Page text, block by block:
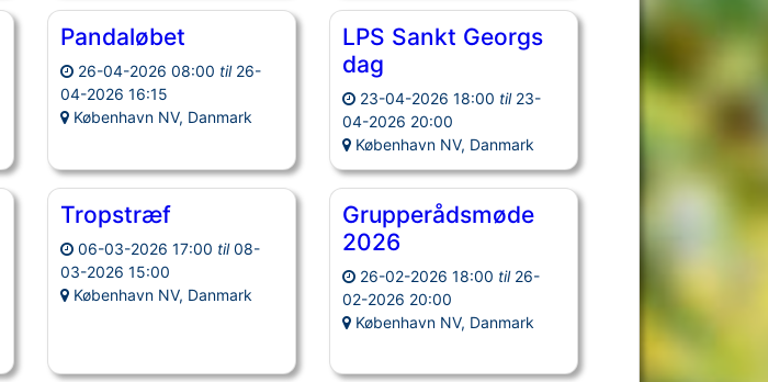
Pandaløbet
26-04-2026 08:00 til 26-
04-2026 16:15
København NV, Danmark
LPS Sankt Georgs
dag
23-04-2026 18:00 til 23-
04-2026 20:00
København NV, Danmark
Tropstræf
06-03-2026 17:00 til 08-
03-2026 15:00
København NV, Danmark
Grupperådsmøde
2026
26-02-2026 18:00 til 26-
02-2026 20:00
København NV, Danmark